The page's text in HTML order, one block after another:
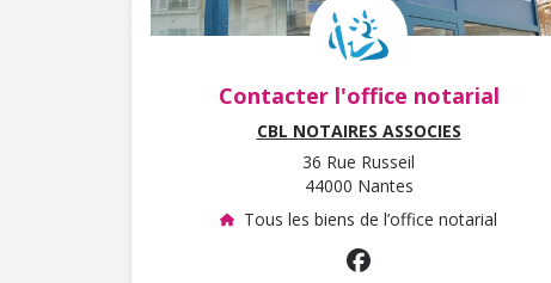
Contacter l'office notarial
CBL NOTAIRES ASSOCIES
36 Rue Russeil
44000 Nantes
Tous les biens de l’office notarial